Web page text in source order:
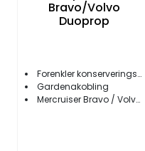
Bravo/Volvo
Duoprop
Forenkler konserveringsjobben
Gardenakobling
Mercruiser Bravo / Volvo Penta duoprop